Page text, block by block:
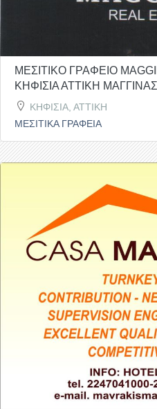
ΜΕΣΙΤΙΚΟ ΓΡΑΦΕΙΟ
ΚΗΦΙΣΙΑ ΑΤΤΙΚΗ
ΚΗΦΙΣΙΑ, ΑΤΤΙΚΗ
ΜΕΣΙΤΙΚΑ ΓΡΑΦΕΙΑ